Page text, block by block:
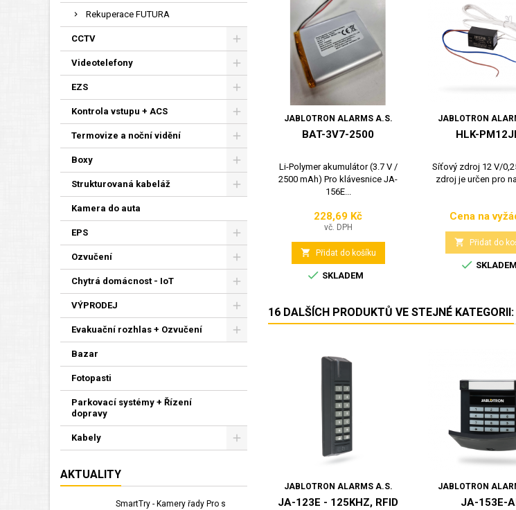
Rekuperace FUTURA
CCTV
Videotelefony
EZS
Kontrola vstupu + ACS
Termovize a noční vidění
Boxy
Strukturovaná kabeláž
Kamera do auta
EPS
Ozvučení
Chytrá domácnost - IoT
VÝPRODEJ
Evakuační rozhlas + Ozvučení
Bazar
Fotopasti
Parkovací systémy + Řízení
dopravy
Kabely
AKTUALITY
SmartTry - Kamery řady Pro s
JABLOTRON ALARMS A.S.
BAT-3V7-2500
Li-Polymer akumulátor (3.7 V /
2500 mAh) Pro klávesnice JA-
156E...
Cena
228,69 Kč
vč. DPH
 Přidat do košíku
 SKLADEM
JABLOTRON
HLK-
Síťový zdroj 12 V/
zdroj je určen pro
Cena
Cena na
 Přidat do
 SKLADEM
16 DALŠÍCH PRODUKTŮ VE STEJNÉ KATEGORII:
JABLOTRON ALARMS A.S.
JA-123E - 125KHZ, RFID
JABLOTRON
JA-153E-